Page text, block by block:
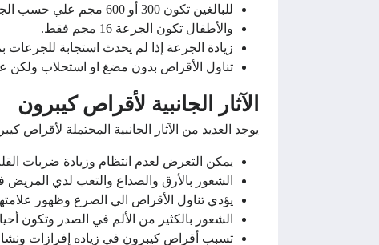
للبالغين تكون 300 أو 600 مجم علي حسب الجرعة التي حددها الطبيب خلال اليوم.
والأطفال تكون الجرعة 16 مجم فقط.
زيادة الجرعة إذا لم يحدث استجابة
تناول الأقراص بدون مضغ او استحلاب ولكن
الآثار الجانبية لأقراص كيبرون
يوجد العديد من الآثار الجانبية المحتملة
يمكن التعرض لعدم انتظام وزيادة ضربات
الشعور بالأرق والصداع والتعب لدي المريض
يؤدي تناول الأقراص الي الصرع وظهور
الشعور بالكثير من الألم في الصدر وتكون
تسبب أقراص كيبرون في زياده إفرازات